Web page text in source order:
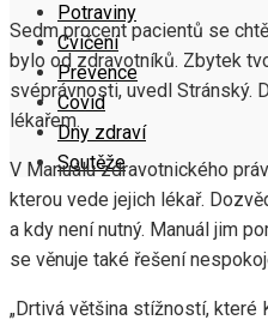
Potraviny
Cvičení
Prevence
Covid
Dny zdraví
Soutěže
Sedm procent pacientů se
bylo od zdravotníků. Zbytek
svéprávnosti, uvedl Stránský.
lékařem.
V Manuálu zdravotnického
kterou vede jejich lékař.
a kdy není nutný. Manuál jim
se věnuje také řešení
„Drtivá většina stížností, které